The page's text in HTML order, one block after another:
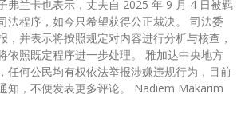
弗兰卡也表示，丈夫自 2025 年 9 月 4 日被羁
序，如今只希望获得公正裁决。 司法委
，并表示将按照规定对内容进行分析与核查，
定程序进一步处理。 雅加达中央地方
任何公民均有权依法举报涉嫌违规行为，目前
发表更多评论。 Nadiem Makarim